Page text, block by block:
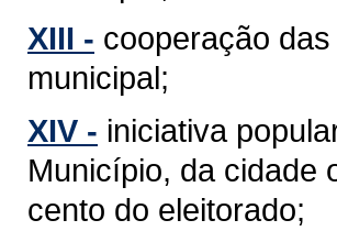
XIII - cooperação
municipal;
XIV - iniciativa
Município, da cidade
cento do eleitorado;